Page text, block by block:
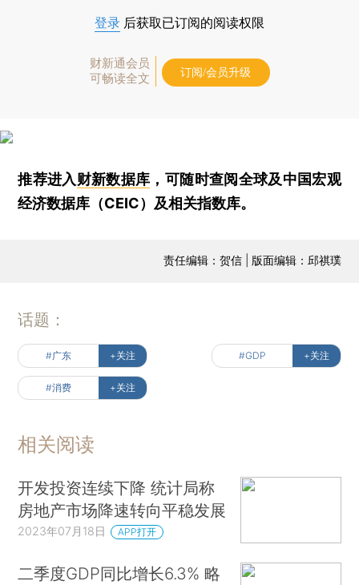
登录 后获取已订阅的阅读权限
财新通会员
可畅读全文
订阅/会员升级
推荐进入财新数据库 ，可随时查阅全球及中国宏观
经济数据库（CEIC）及相关指数库。
责任编辑：贺信 | 版面编辑：邱祺璞
话题：
#广东 +关注 #GDP +关注
#消费 +关注
相关阅读
开发投资连续下降 统计局称
房地产市场降速转向平稳发展
2023年07月18日 APP打开
二季度GDP同比增长6.3% 略